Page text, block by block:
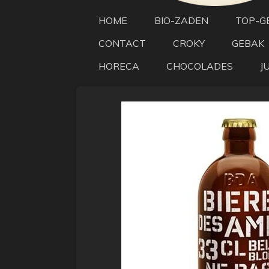
HOME BIO-ZADEN TOP-
CONTACT
CROKY GEBAK
HORECA
CHOCOLADES